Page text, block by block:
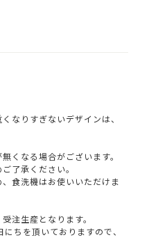
なりすぎないデザインは、
くなる場合がございます。
了承ください。
食洗機はお使いいただけま
注生産となります。
ちを頂いておりますので、